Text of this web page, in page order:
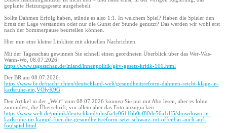
geplante Heizungsgesetz ausgehebelt.
Sollte Dahmen Erfolg haben, stünde es also 1:1. In welchem Spiel? Haben die Spieler den
Ernst der Lage verstanden oder nur die Gunst der Stunde genutzt? Das werden wir wohl erst
nach der Sommerpause beurteilen können.
Hier nun eine kleine Linkliste mit aktuellen Nachrichten.
Mit der Tagesschau gewinnen Sie schnell einen geordneten Überblick über das Wer-Was-
Wann-Wo, 08.07.2026:
https://www.tagesschau.de/inland/innenpolitik/gkv-gesetz-kritik-100.html
Der BR am 08.07.2026:
https://www.br.de/nachrichten/deutschland-welt/gesundheitsreform-dahmen-reicht-klage-in-
karlsruhe-ein,VOlyK9G
Den Artikel in der „Welt“ vom 08.07.2026 können Sie nur mit Abo lesen, aber es lohnt
zumindest, die Überschrift, vor allem aber das Foto anzugucken:
https://www.welt.de/politik/deutschland/plus6a4e0611bb0cf80de56a1df5/showdown-in-
karlsruhe-im-kampf-fuer-die-gesundheitsreform-setzt-schwarz-rot-offenbar-auch-auf-
foulspiel.html